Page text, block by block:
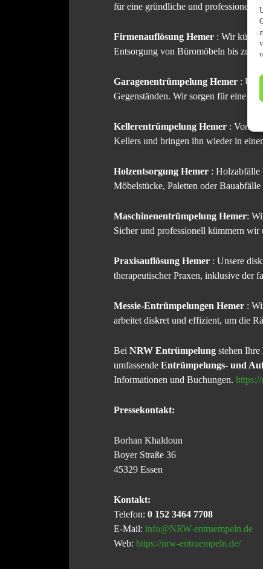
für eine gründliche und professionelle
Firmenauflösung Hemer : Wir
Entsorgung von Büromöbeln bis zur
Garagenentrümpelung Hemer :
Gegenständen. Wir sorgen für eine
Kellerentrümpelung Hemer : Von
Kellers und bringen ihn wieder in
Holzentsorgung Hemer : Holzabfälle
Möbelstücke, Paletten oder Bauabfälle
Maschinenentrümpelung Hemer:
Sicher und professionell kümmern wir
Praxisauflösung Hemer : Unsere
therapeutischer Praxen, inklusive der
Messie-Entrümpelungen Hemer :
arbeitet diskret und effizient, um die
Bei NRW Entrümpelung stehen Ihre
umfassende Entrümpelungs- und
Informationen und Buchungen.
Pressekontakt:
Borhan Khaldoun
Boyer Straße 36
45329 Essen
Kontakt:
Telefon: 0 152 3464 7708
E-Mail: info@NRW-entruempeln.de
Web: https://nrw-entruempeln.de/